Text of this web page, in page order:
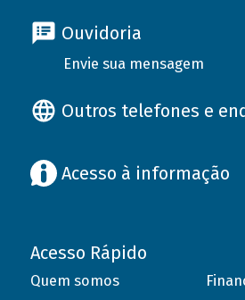
Ouvidoria
Envie sua mensagem
Outros telefones e
Acesso à informação
Acesso Rápido
Quem somos